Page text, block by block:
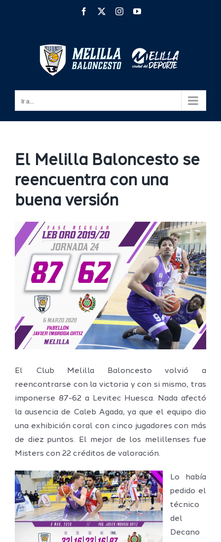
Facebook InstagramYouTube
Ir a...
El Melilla Baloncesto se
reencuentra con una
buena versión
Ver
imagen
más
grande
El Club Melilla Baloncesto volvió a
reencontrarse con la victoria y con si mismo, tras
imponerse 87-62 a Levitec Huesca. Nada afectó
la ausencia de Caleb Agada, ya que el equipo dio
una exhibición coral con cinco jugadores con más
de diez puntos. El mejor de los melillenses fue
Misters con 22 créditos de valoración.
Lo había
pedido el
técnico
del
Decano